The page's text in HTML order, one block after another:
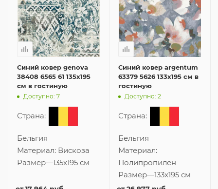
Синий ковер genova
38408 6565 61 135x195
см в гостиную
Доступно: 7
Страна:
Бельгия
Материал: Вискоза
Размер—135x195 см
Синий ковер argentum
63379 5626 133x195 см в
гостиную
Доступно: 2
Страна:
Бельгия
Материал:
Полипропилен
Размер—133x195 см